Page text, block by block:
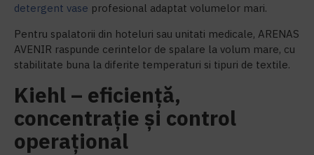
detergent vase profesional adaptat volumelor mari.
Pentru spalatorii din hoteluri sau unitati medicale, ARENAS
AVENIR raspunde cerintelor de spalare la volum mare, cu
stabilitate buna la diferite temperaturi si tipuri de textile.
Kiehl – eficiență,
concentrație și control
operațional